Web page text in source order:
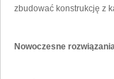
zbudować konstrukcję z
Nowoczesne